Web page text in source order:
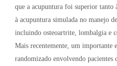
que a acupuntura foi superior tanto
à acupuntura simulada no manejo
incluindo osteoartrite, lombalgia e
Mais recentemente, um importante
randomizado envolvendo pacientes